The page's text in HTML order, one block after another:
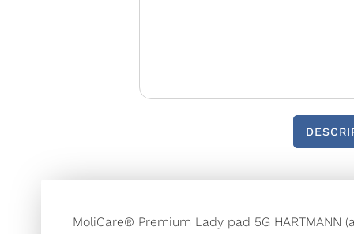
MoliCare® Premium Lady pad 5G